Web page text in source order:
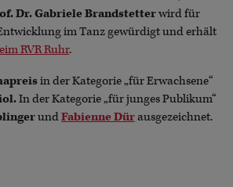
Dr. Gabriele Brandstetterwird für
im Tanz gewürdigt und erhält
RVR Ruhr.
in der Kategorie „für Erwachsene“
In der Kategorie „für junges Publikum“
undFabienne Dürausgezeichnet.